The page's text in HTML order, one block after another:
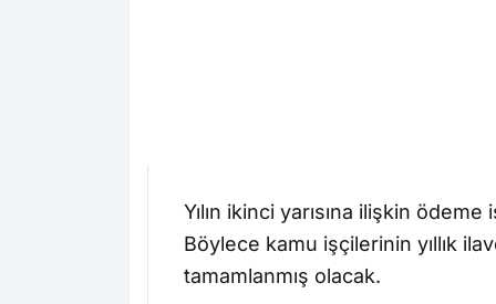
Yılın ikinci yarısına ilişkin
Böylece kamu işçilerinin yıllık
tamamlanmış olacak.